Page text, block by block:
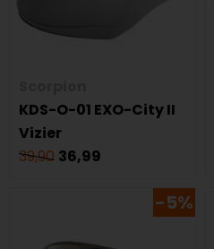
KDS-O-01 EXO-City II
Vizier
39,90 36,99
-5%